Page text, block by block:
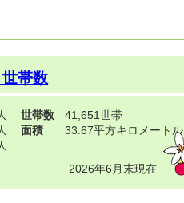
帯数
世帯数
41,651世帯
面積
33.67平方キロメートル
2026年6月末現在